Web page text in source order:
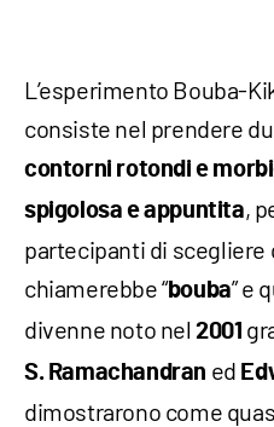
L’esperimento Bouba-
consiste nel prendere
contorni rotondi e
spigolosa e appuntita,
partecipanti di scegliere
chiamerebbe “bouba” e
divenne noto nel2001
S. Ramachandran ed
dimostrarono come